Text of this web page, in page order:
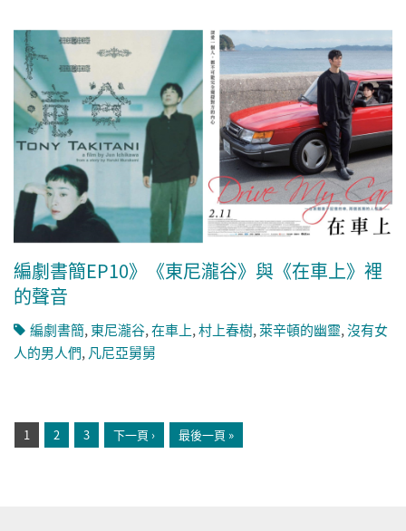
編劇書簡EP10》《東尼瀧谷》與《在車上》裡
的聲音
編劇書簡, 東尼瀧谷,在車上,村上春樹,萊辛頓的幽靈,沒有女
人的男人們, 凡尼亞舅舅
1 2 3 下一頁 › 最後一頁 »